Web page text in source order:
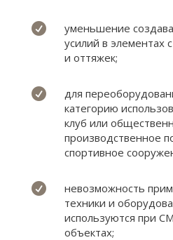

уменьшение
усилий в элементах
и оттяжек;

для
категорию
клуб или
производственное
спортивное

невозможность
техники и
используются при
объектах;